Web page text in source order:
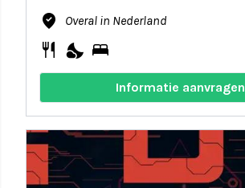
where_to_vote
Overal in Nederland
restaurant nights_stay bed
Informatie aanvragen